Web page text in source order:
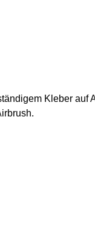
Kleber